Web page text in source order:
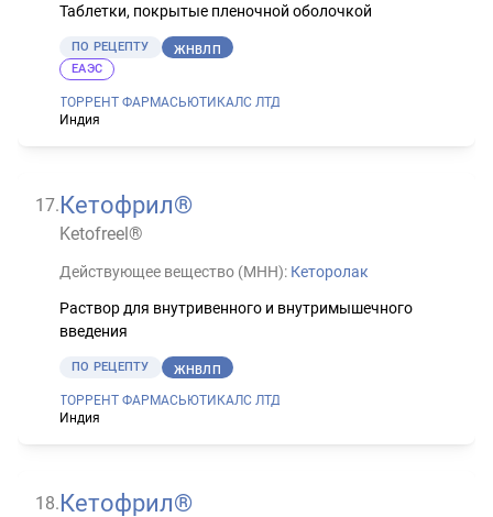
Таблетки, покрытые пленочной оболочкой
ПО РЕЦЕПТУ ЖНВЛП
ТОРРЕНТ ФАРМАСЬЮТИКАЛС ЛТД
Индия
ЕАЭС
17.Кетофрил®
Ketofreel®
Действующее вещество (МНН): Кеторолак
Раствор для внутривенного и внутримышечного
введения
ПО РЕЦЕПТУ ЖНВЛП
ТОРРЕНТ ФАРМАСЬЮТИКАЛС ЛТД
Индия
18.Кетофрил®